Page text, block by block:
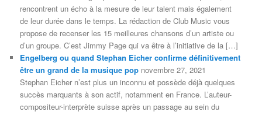
rencontrent un écho à la mesure de leur talent mais également
de leur durée dans le temps. La rédaction de Club Music vous
propose de recenser les 15 meilleures chansons d’un artiste ou
d’un groupe. C’est Jimmy Page qui va être à l’initiative de la […]
Engelberg ou quand Stephan Eicher confirme définitivement
être un grand de la musique pop novembre 27, 2021
Stephan Eicher n’est plus un inconnu et possède déjà quelques
succès marquants à son actif, notamment en France. L’auteur-
compositeur-interprète suisse après un passage au sein du